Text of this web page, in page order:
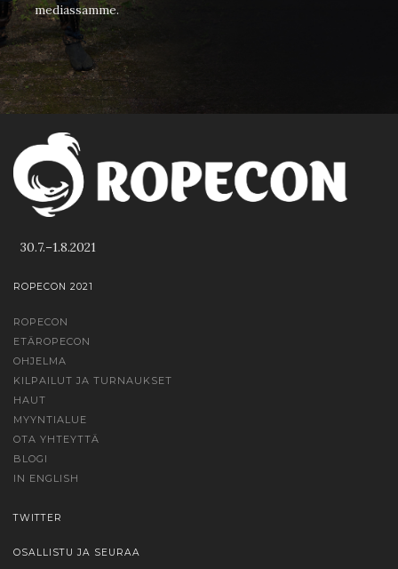
mediassamme.
30.7.–1.8.2021
ROPECON 2021
ROPECON
ETÄROPECON
OHJELMA
KILPAILUT JA TURNAUKSET
HAUT
MYYNTIALUE
OTA YHTEYTTÄ
BLOGI
IN ENGLISH
TWITTER
OSALLISTU JA SEURAA